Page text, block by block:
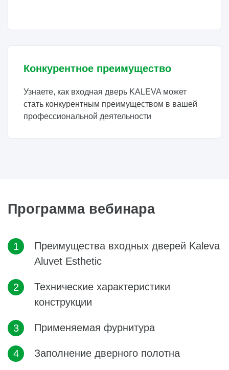
Конкурентное преимущество
Узнаете, как входная дверь KALEVA может
стать конкурентным преимуществом в вашей
профессиональной деятельности
Программа вебинара
Преимущества входных дверей Kaleva
Aluvet Esthetic
Технические характеристики
конструкции
Применяемая фурнитура
Заполнение дверного полотна